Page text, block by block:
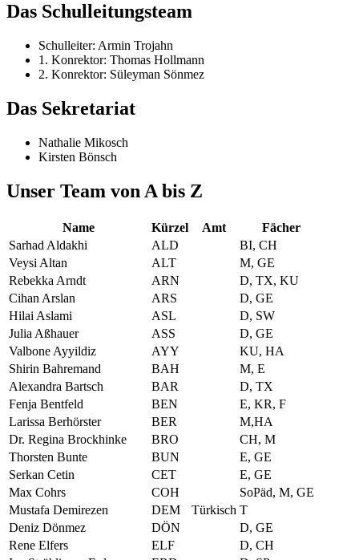
Das Schulleitungsteam
Schulleiter: Armin Trojahn
1. Konrektor: Thomas Hollmann
2. Konrektor: Süleyman Sönmez
Das Sekretariat
Nathalie Mikosch
Kirsten Bönsch
Unser Team von A bis Z
Name Kürzel Amt
Fächer
Sarhad Aldakhi
ALD
BI, CH
Veysi Altan
ALT
M, GE
Rebekka Arndt
ARN
D, TX, KU
Cihan Arslan
ARS
D, GE
Hilai Aslami
ASL
D, SW
Julia Aßhauer
ASS
D, GE
Valbone Ayyildiz
AYY
KU, HA
Shirin Bahremand
BAH
M, E
Alexandra Bartsch
BAR
D, TX
Fenja Bentfeld
BEN
E, KR, F
Larissa Berhörster
BER
M,HA
Dr. Regina Brockhinke
BRO
CH, M
Thorsten Bunte
BUN
E, GE
Serkan Cetin
CET
E, GE
Max Cohrs
COH
SoPäd, M, GE
Mustafa Demirezen
DEM Türkisch T
Deniz Dönmez
DÖN
D, GE
Rene Elfers
ELF
D, CH